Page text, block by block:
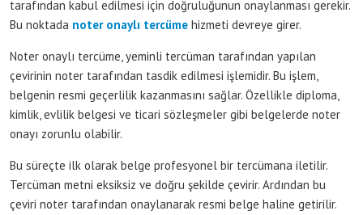
tarafından kabul edilmesi için doğruluğunun onaylanması gerekir.
Bu noktada noter onaylı tercüme hizmeti devreye girer.
Noter onaylı tercüme, yeminli tercüman tarafından yapılan
çevirinin noter tarafından tasdik edilmesi işlemidir. Bu işlem,
belgenin resmi geçerlilik kazanmasını sağlar. Özellikle diploma,
kimlik, evlilik belgesi ve ticari sözleşmeler gibi belgelerde noter
onayı zorunlu olabilir.
Bu süreçte ilk olarak belge profesyonel bir tercümana iletilir.
Tercüman metni eksiksiz ve doğru şekilde çevirir. Ardından bu
çeviri noter tarafından onaylanarak resmi belge haline getirilir.